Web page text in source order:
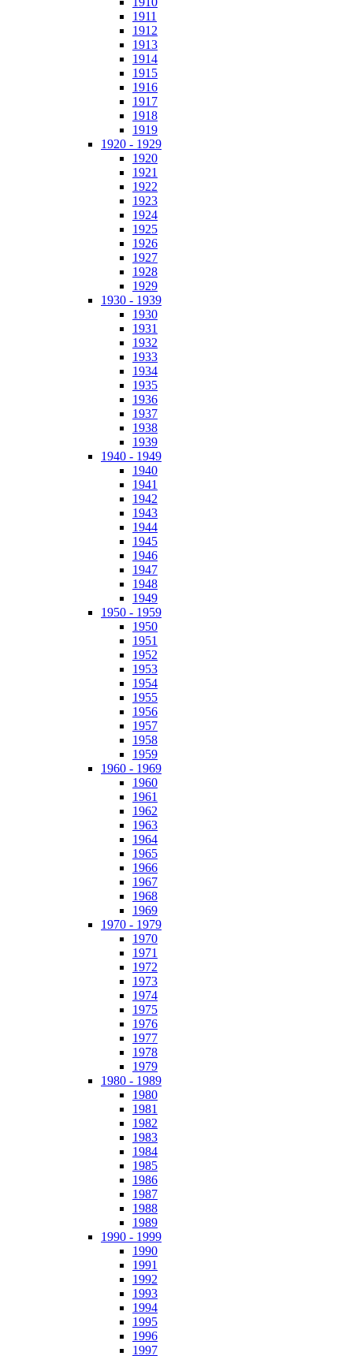
1911
1912
1913
1914
1915
1916
1917
1918
1919
1920 - 1929
1920
1921
1922
1923
1924
1925
1926
1927
1928
1929
1930 - 1939
1930
1931
1932
1933
1934
1935
1936
1937
1938
1939
1940 - 1949
1940
1941
1942
1943
1944
1945
1946
1947
1948
1949
1950 - 1959
1950
1951
1952
1953
1954
1955
1956
1957
1958
1959
1960 - 1969
1960
1961
1962
1963
1964
1965
1966
1967
1968
1969
1970 - 1979
1970
1971
1972
1973
1974
1975
1976
1977
1978
1979
1980 - 1989
1980
1981
1982
1983
1984
1985
1986
1987
1988
1989
1990 - 1999
1990
1991
1992
1993
1994
1995
1996
1997